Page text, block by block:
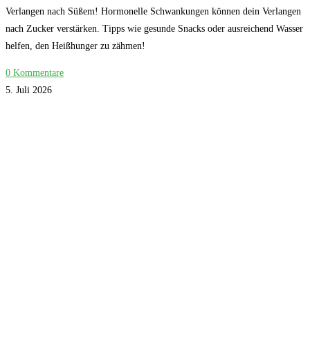
Verlangen nach Süßem! Hormonelle Schwankungen können dein Verlangen
nach Zucker verstärken. Tipps wie gesunde Snacks oder ausreichend Wasser
helfen, den Heißhunger zu zähmen!
0 Kommentare
5. Juli 2026